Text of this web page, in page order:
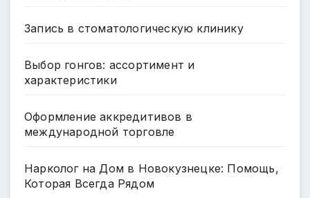
Запись в стоматологическую клинику
Выбор гонгов: ассортимент и
характеристики
Оформление аккредитивов в
международной торговле
Нарколог на Дом в Новокузнецке: Помощь,
Которая Всегда Рядом